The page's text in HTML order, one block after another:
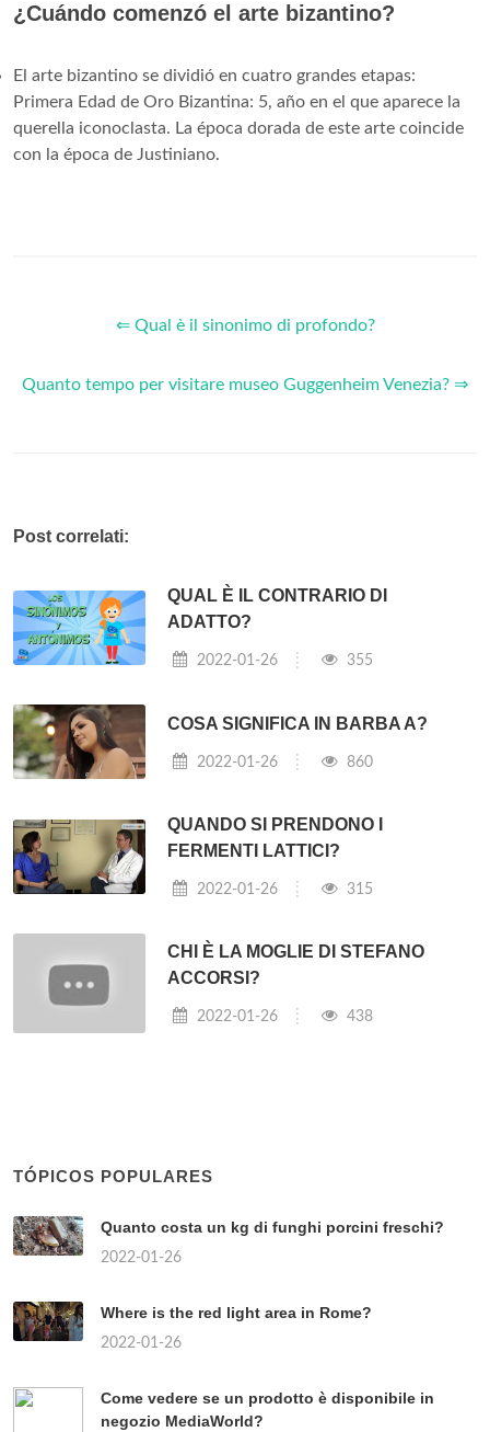
¿Cuándo comenzó el arte bizantino?
El arte bizantino se dividió en cuatro grandes etapas:
Primera Edad de Oro Bizantina: 5, año en el que aparece la
querella iconoclasta. La época dorada de este arte coincide
con la época de Justiniano.
⇐ Qual è il sinonimo di profondo?
Quanto tempo per visitare museo Guggenheim Venezia? ⇒
Post correlati:
QUAL È IL CONTRARIO DI
ADATTO?
2022-01-26 355
COSA SIGNIFICA IN BARBA A?
2022-01-26 860
QUANDO SI PRENDONO I
FERMENTI LATTICI?
2022-01-26 315
CHI È LA MOGLIE DI STEFANO
ACCORSI?
2022-01-26 438
TÓPICOS POPULARES
Quanto costa un kg di funghi porcini freschi?
2022-01-26
Where is the red light area in Rome?
2022-01-26
Come vedere se un prodotto è disponibile in
negozio MediaWorld?